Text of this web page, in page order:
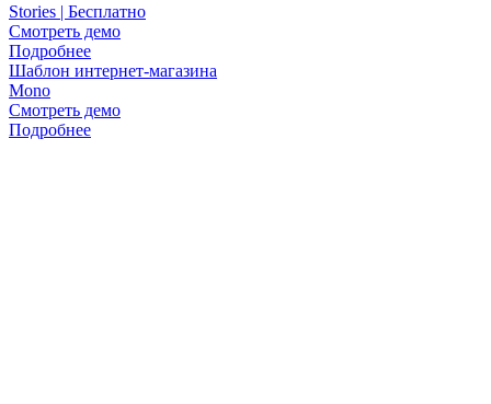
Stories | Бесплатно
Смотреть демо
Подробнее
Шаблон интернет-магазина
Mono
Смотреть демо
Подробнее